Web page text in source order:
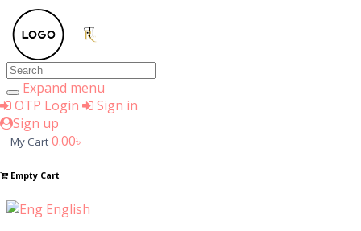
Expand menu
OTP Login
Sign in
Sign up
My Cart 0.00৳
Empty Cart
English